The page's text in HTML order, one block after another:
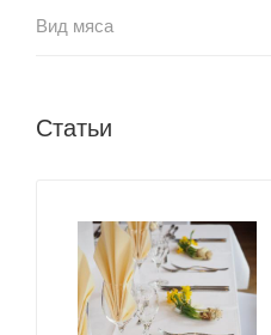
Вид мяса
Статьи